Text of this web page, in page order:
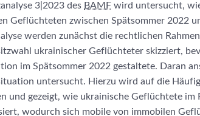
3|2023 des BAMF wird untersucht,
Geflüchteten zwischen Spätsommer 2022
werden zunächst die rechtlichen
ukrainischer Geflüchteter skizziert,
im Spätsommer 2022 gestaltete. Daran
untersucht. Hierzu wird auf die
und gezeigt, wie ukrainische Geflüchtete
wodurch sich mobile von immobilen